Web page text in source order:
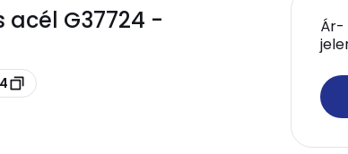
acél G37724 -
Ár-